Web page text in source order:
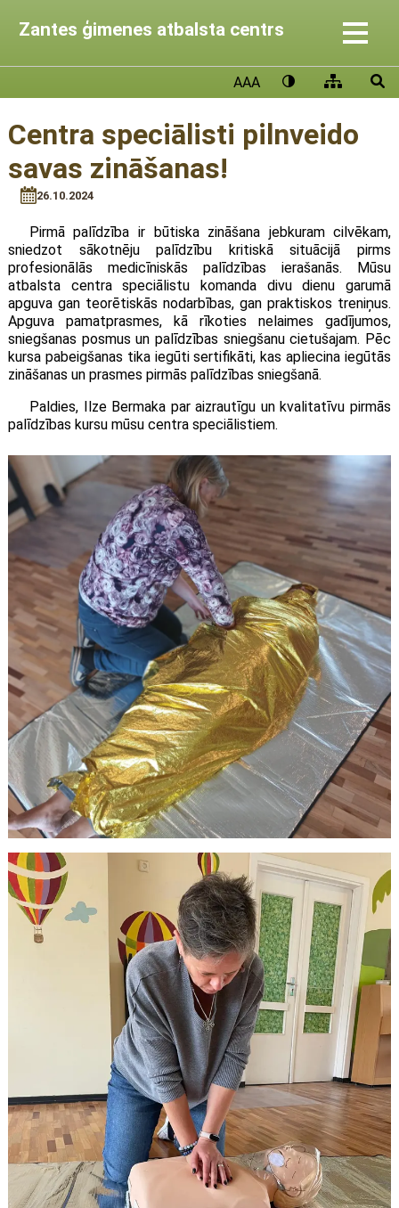
Zantes ģimenes atbalsta centrs
AAA
Centra speciālisti pilnveido
savas zināšanas!
26.10.2024
Pirmā palīdzība ir būtiska zināšana jebkuram cilvēkam,
sniedzot sākotnēju palīdzību kritiskā situācijā pirms
profesionālās medicīniskās palīdzības ierašanās. Mūsu
atbalsta centra speciālistu komanda divu dienu garumā
apguva gan teorētiskās nodarbības, gan praktiskos treniņus.
Apguva pamatprasmes, kā rīkoties nelaimes gadījumos,
sniegšanas posmus un palīdzības sniegšanu cietušajam. Pēc
kursa pabeigšanas tika iegūti sertifikāti, kas apliecina iegūtās
zināšanas un prasmes pirmās palīdzības sniegšanā.
Paldies, Ilze Bermaka par aizrautīgu un kvalitatīvu pirmās
palīdzības kursu mūsu centra speciālistiem.